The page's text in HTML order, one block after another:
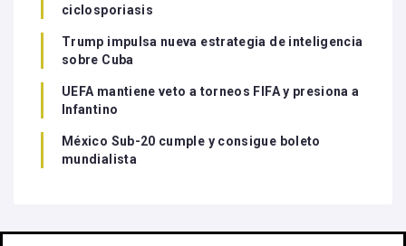
ciclosporiasis
Trump impulsa nueva estrategia de inteligencia
sobre Cuba
UEFA mantiene veto a torneos FIFA y presiona a
Infantino
México Sub-20 cumple y consigue boleto
mundialista